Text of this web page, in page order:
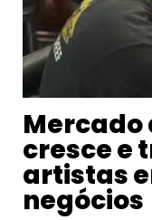
cresce e
artistas
negócios